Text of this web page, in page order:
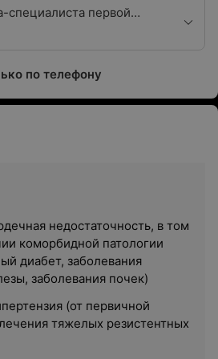
специалиста первой
(кардиолог)
по телефону
недостаточность, в том
коморбидной патологии
диабет, заболевания
заболевания почек)
(от первичной
тяжелых резистентных